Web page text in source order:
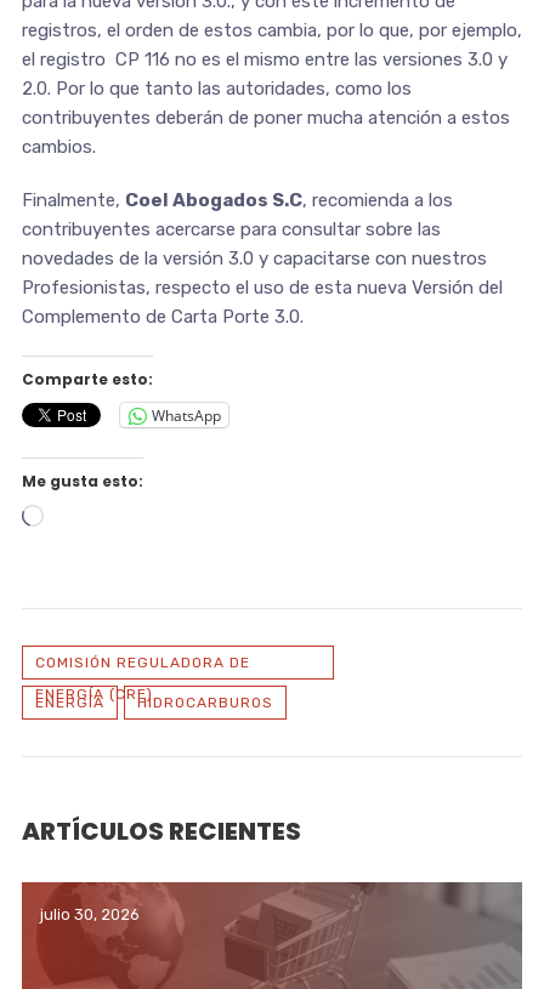
registros, el orden de estos cambia, por lo que, por ejemplo,
el registro CP 116 no es el mismo entre las versiones 3.0 y
2.0. Por lo que tanto las autoridades, como los
contribuyentes deberán de poner mucha atención a estos
cambios.
Finalmente, Coel Abogados S.C, recomienda a los
contribuyentes acercarse para consultar sobre las
novedades de la versión 3.0 y capacitarse con nuestros
Profesionistas, respecto el uso de esta nueva Versión del
Complemento de Carta Porte 3.0.
Comparte esto:
WhatsApp
Me gusta esto:
Cargando...
COMISIÓN REGULADORA DE
ENERGÍA (CRE)
ENERGÍA HIDROCARBUROS
ARTÍCULOS RECIENTES
julio 30, 2026